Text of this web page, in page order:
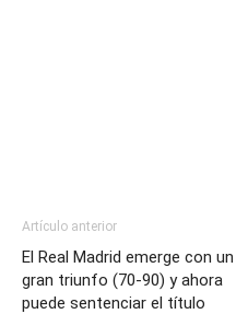
Artículo anterior
El Real Madrid emerge con un
gran triunfo (70-90) y ahora
puede sentenciar el título